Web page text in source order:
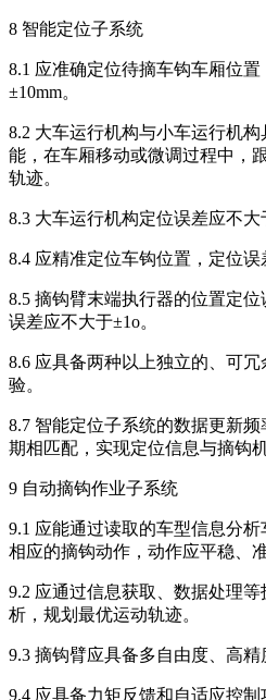
8 智能定位子系统
8.1 应准确定位待摘车钩车厢位
±10mm。
8.2 大车运行机构与小车运行机
能，在车厢移动或微调过程中，
轨迹。
8.3 大车运行机构定位误差应不大
8.4 应精准定位车钩位置，定位误
8.5 摘钩臂末端执行器的位置定
误差应不大于±1o。
8.6 应具备两种以上独立的、可
验。
8.7 智能定位子系统的数据更新
期相匹配，实现定位信息与摘钩
9 自动摘钩作业子系统
9.1 应能通过读取的车型信息分
相应的摘钩动作，动作应平稳、
9.2 应通过信息获取、数据处理
析，规划最优运动轨迹。
9.3 摘钩臂应具备多自由度、高精
9.4 应具备力矩反馈和自适应控